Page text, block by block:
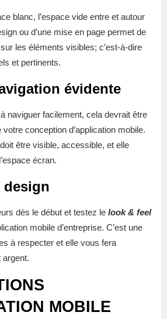
blanc, l’espace vide entre et autour
ou d’une mise en page permet de
les éléments visibles; c’est-à-dire
et pertinents.
évidente
naviguer facilement, cela devrait être
conception d’application mobile.
être visible, accessible, et elle
écran.
design
dès le début et testez le look & feel
mobile d’entreprise. C’est une
à respecter et elle vous fera
MOBILE